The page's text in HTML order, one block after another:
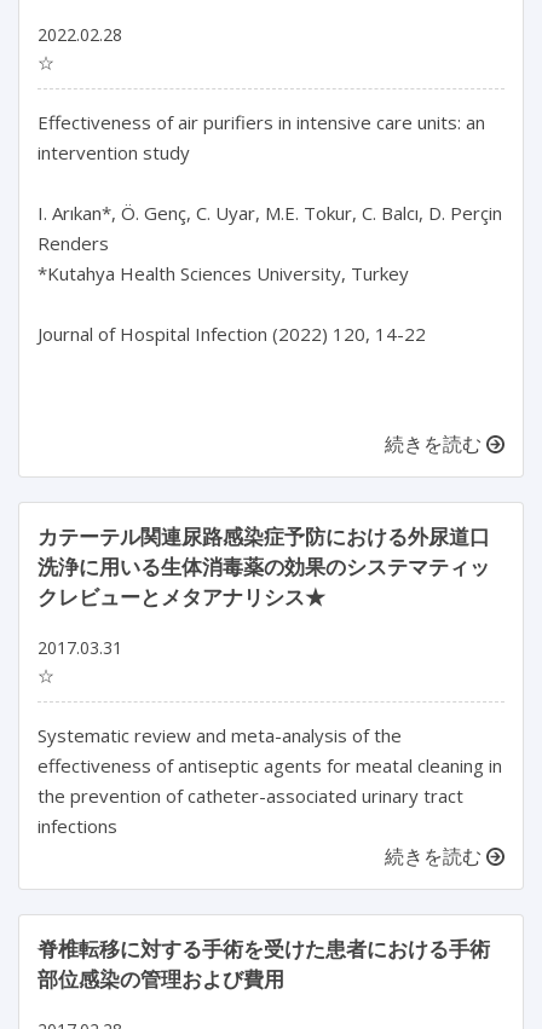
2022.02.28
☆
Effectiveness of air purifiers in intensive care units: an
intervention study
I. Arıkan*, Ö. Genç, C. Uyar, M.E. Tokur, C. Balcı, D. Perçin
Renders
*Kutahya Health Sciences University, Turkey
Journal of Hospital Infection (2022) 120, 14-22
続きを読む
カテーテル関連尿路感染症予防における外尿道口
洗浄に用いる生体消毒薬の効果のシステマティッ
クレビューとメタアナリシス★
2017.03.31
☆
Systematic review and meta-analysis of the
effectiveness of antiseptic agents for meatal cleaning in
the prevention of catheter-associated urinary tract
infections
続きを読む
脊椎転移に対する手術を受けた患者における手術
部位感染の管理および費用